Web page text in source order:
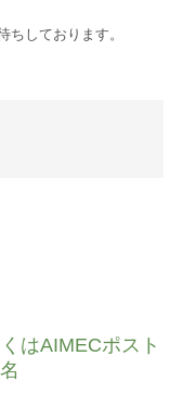
ちしております。
はAIMECポスト